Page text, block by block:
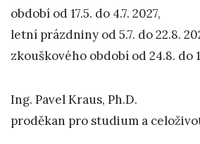
období od 17.5. do 4.7. 2027,
letní prázdniny od 5.7. do 22.8.
zkouškového období od 24.8. do
Ing. Pavel Kraus, Ph.D.
proděkan pro studium a